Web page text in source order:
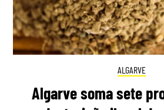
ALGARVE
Algarve soma sete